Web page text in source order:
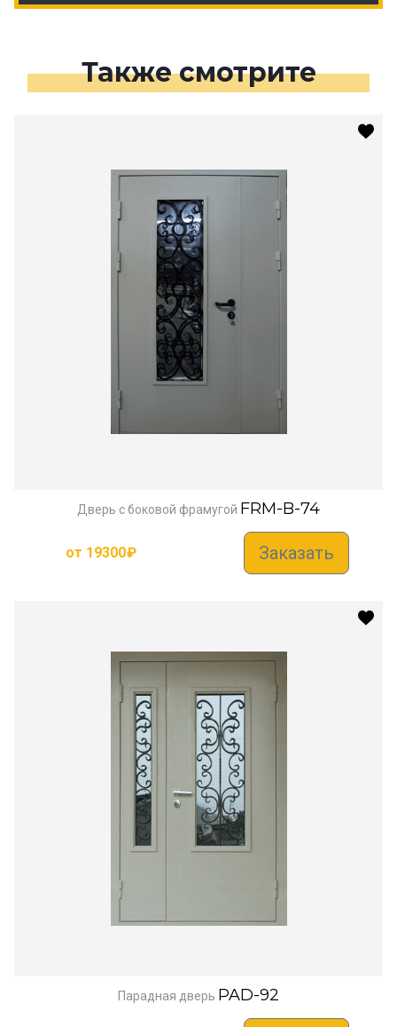
Также смотрите
Дверь с боковой фрамугой FRM-B-74
от 19300₽ Заказать
Парадная дверь PAD-92